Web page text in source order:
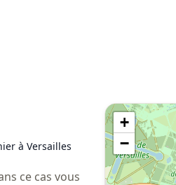
à Versailles
ce cas vous
+
−